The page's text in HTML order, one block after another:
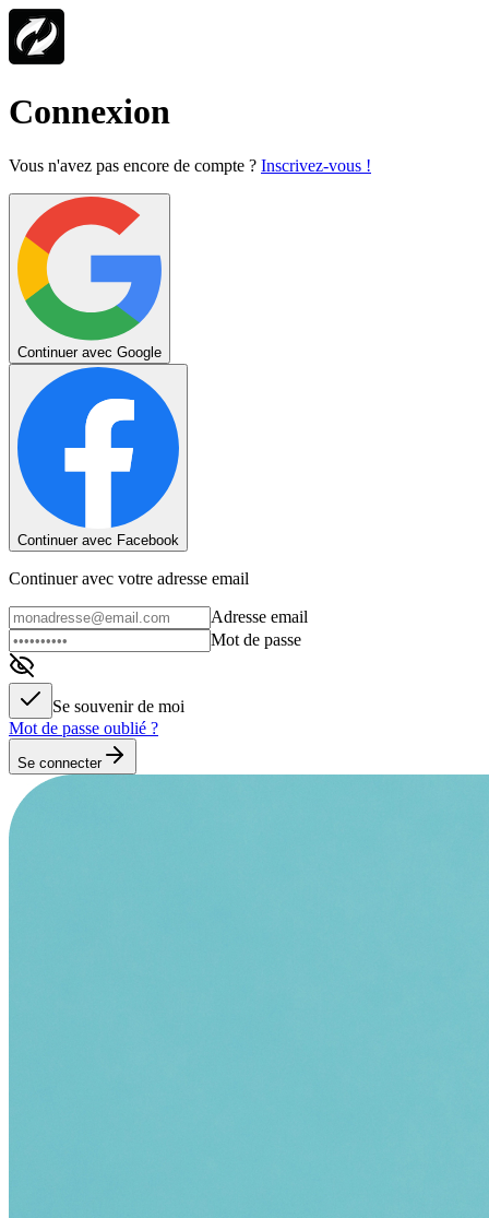
Connexion
Vous n'avez pas encore de compte ? Inscrivez-vous !
Continuer avec Google
Continuer avec Facebook
Continuer avec votre adresse email
Adresse email
Mot de passe
Se souvenir de moi
Mot de passe oublié ?
Se connecter